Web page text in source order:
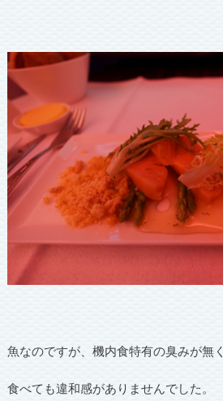
魚なのですが、機内食特有の臭みが無く
食べても違和感がありませんでした。